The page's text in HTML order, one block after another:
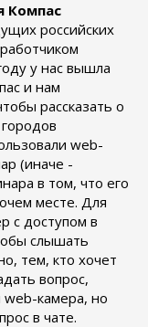
Компас
российских
у нас вышла
и нам
рассказать о
web-
(иначе -
в том, что его
месте. Для
с доступом в
слышать
тем, кто хочет
вопрос,
камера, но
в чате.